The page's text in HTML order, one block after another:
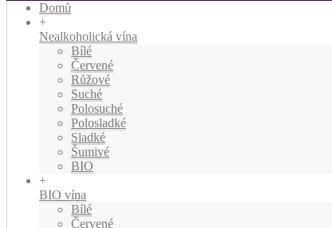
Domů
+
Nealkoholická vína
Bílé
Červené
Růžové
Suché
Polosuché
Polosladké
Sladké
Šumivé
BIO
+
BIO vína
Bílé
Červené